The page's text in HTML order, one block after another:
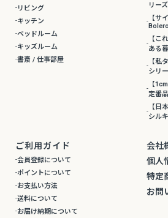
リビング
キッチン
ベッドルーム
キッズルーム
書斎 / 仕事部屋
リーズ
【サ
【こ
ある
【私
シリ
【
定番品
【日
シル
ご利用ガイド
会員登録について
ポイントについて
お支払い方法
送料について
お届け納期について
会社
個人
特定
お問